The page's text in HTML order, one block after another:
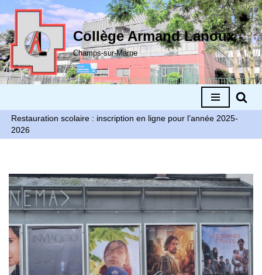
Aller
au
contenu
Collège Armand Lanoux
Champs-sur-Marne
Restauration scolaire : inscription en ligne pour l’année 2025-
2026